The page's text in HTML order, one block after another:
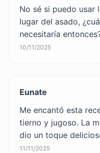
No sé si puedo usar
lugar del asado,
necesitaría
10/11/2025
Eunate
Me encantó esta
tierno y jugoso. La
dio un toque
11/11/2025